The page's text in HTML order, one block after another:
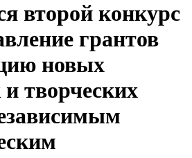
второй конкурс
грантов
новых
творческих